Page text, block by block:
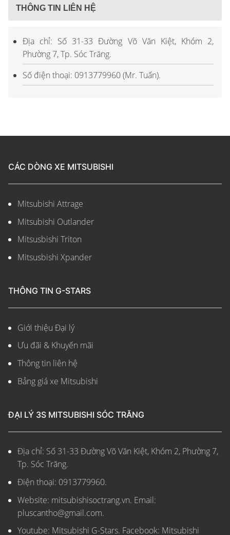
THÔNG TIN LIÊN HỆ
Địa chỉ: Số 31-33 Đường Võ Văn Kiệt, Khóm 2,
Phường 7, Tp. Sóc Trăng.
Số điện thoại: 0913779960 (Mr. Tuấn).
CÁC DÒNG XE MITSUBISHI
Mitsubishi Attrage
Mitsubishi Outlander
Mitsusbishi Triton
Mitsusbishi Xpander
THÔNG TIN G-STARS
Giới thiệu Đại lý
Ưu đãi & Khuyến mãi
Thông tin liên hệ
Bảng giá xe Mitsubishi
ĐẠI LÝ 3S MITSUBISHI SÓC TRĂNG
Địa chỉ: Số 31-33 Đường Võ Văn Kiệt, Khóm 2, Phường 7,
Tp. Sóc Trăng.
Điện thoại: 0913779960.
Website: mitsubishisoctrang.vn. Email:
pluscantho@gmail.com.
Youtube: Mitsubishi G-Stars. Facebook: Mitsubishi